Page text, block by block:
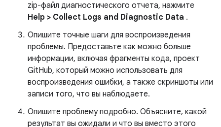
zip-файл диагностического отчета, нажмите
Help > Collect Logs and Diagnostic Data .
Опишите точные шаги для воспроизведения
проблемы. Предоставьте как можно больше
информации, включая фрагменты кода, проект
GitHub, который можно использовать для
воспроизведения ошибки, а также скриншоты или
записи того, что вы наблюдаете.
Опишите проблему подробно. Объясните, какой
результат вы ожидали и что вы вместо этого